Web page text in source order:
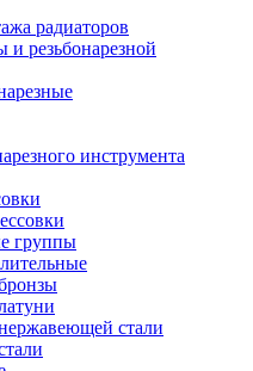
радиаторов
и резьбонарезной
инструмента
группы
стали